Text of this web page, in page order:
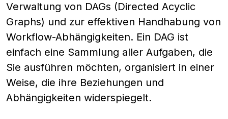
Verwaltung von DAGs (Directed Acyclic
Graphs) und zur effektiven Handhabung von
Workflow-Abhängigkeiten. Ein DAG ist
einfach eine Sammlung aller Aufgaben, die
Sie ausführen möchten, organisiert in einer
Weise, die ihre Beziehungen und
Abhängigkeiten widerspiegelt.